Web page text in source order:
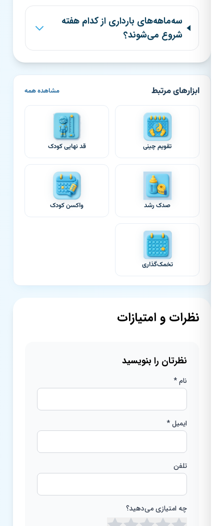
سه‌ماهه‌های بارداری از کدام هفته
شروع می‌شوند؟
ابزارهای مرتبط مشاهده همه
تقویم چینی قد نهایی کودک
صدک رشد واکسن کودک
تخمک‌گذاری
نظرات و امتیازات
نظرتان را بنویسید
ایمیل *
تلفن
چه امتیازی می‌دهید؟